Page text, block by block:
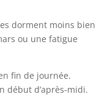
dorment moins bien
ou une fatigue
fin de journée.
début d’après-midi.